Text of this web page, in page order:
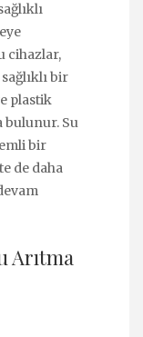
cihazlar,
bir
plastik
bulunur. Su
bir
de daha
Arıtma